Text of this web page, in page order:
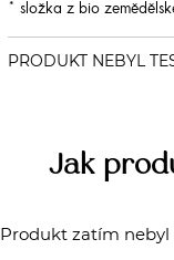
* složka z bio
Jak
Produkt zatím nebyl